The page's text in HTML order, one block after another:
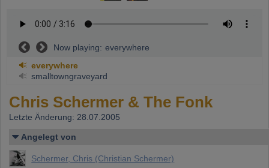
Now playing: everywhere
everywhere
smalltowngraveyard
Chris Schermer & The Fonk
Letzte Änderung: 28.07.2005
Angelegt von
Schermer, Chris (Christian Schermer)